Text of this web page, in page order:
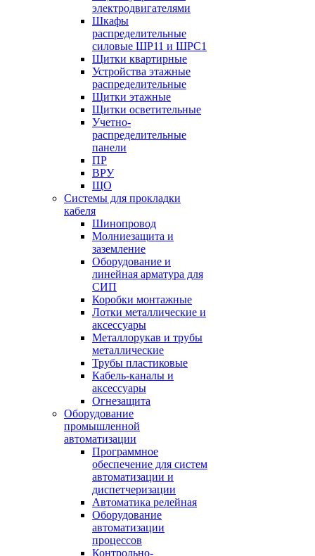
электродвигателями
Шкафы
распределительные
силовые ШР11 и ШРС1
Щитки квартирные
Устройства этажные
распределительные
Щитки этажные
Щитки осветительные
Учетно-
распределительные
панели
ПР
ВРУ
ЩО
Системы для прокладки
кабеля
Шинопровод
Молниезащита и
заземление
Оборудование и
линейная арматура для
СИП
Коробки монтажные
Лотки металлические и
аксессуары
Металлорукав и трубы
металлические
Трубы пластиковые
Кабель-каналы и
аксессуары
Огнезащита
Оборудование
промышленной
автоматизации
Программное
обеспечение для систем
автоматизации и
диспетчеризации
Автоматика релейная
Оборудование
автоматизации
процессов
Контрольно-